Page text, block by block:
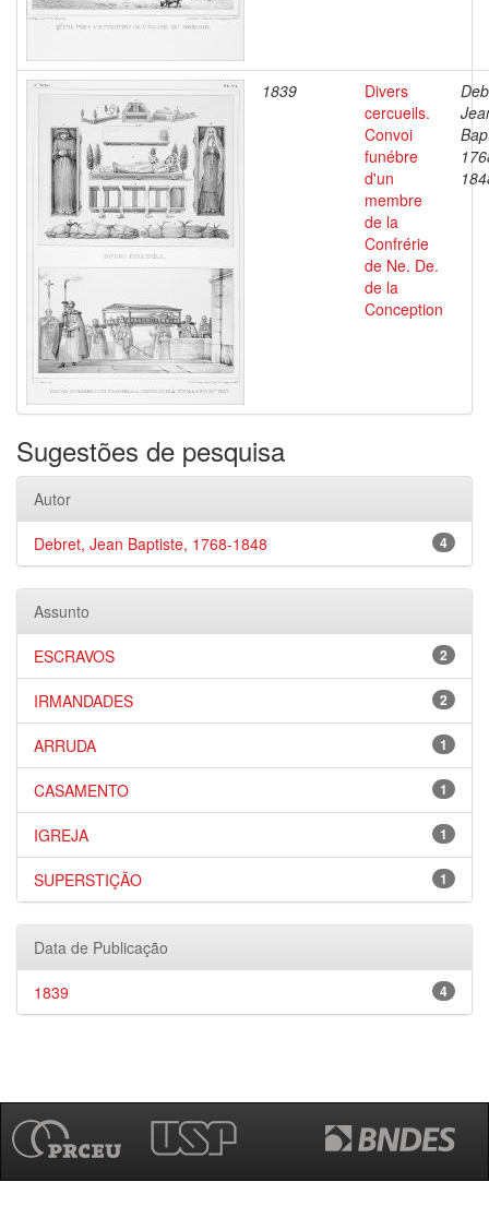
1839
Divers
cercueils.
Convoi
funébre
d'un
membre
de la
Confrérie
de Ne. De.
de la
Conception
Sugestões de pesquisa
Autor
4
Debret, Jean Baptiste, 1768-1848
Assunto
2
ESCRAVOS
2
IRMANDADES
1
ARRUDA
1
CASAMENTO
1
IGREJA
1
SUPERSTIÇÃO
Data de Publicação
4
1839